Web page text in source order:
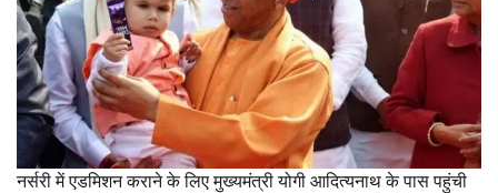
नर्सरी में एडमिशन कराने के लिए मुख्यमंत्री योगी आदित्यनाथ के पास पहुंची